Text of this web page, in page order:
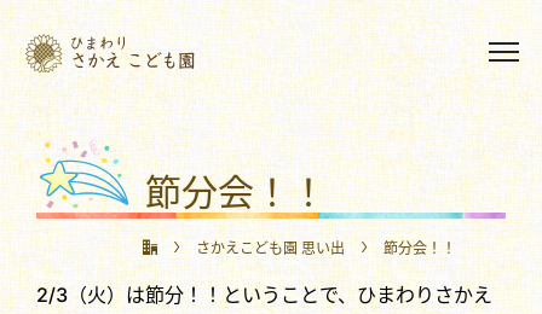
節分会！！
さかえこども園 思い出 節分会！！
2/3（火）は節分！！ということで、ひまわりさかえ